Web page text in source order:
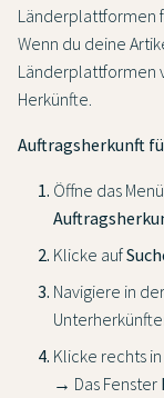
Länderplattformen
Wenn du deine
Länderplattformen
Herkünfte.
Auftragsherkunft
Öffne das Menü
Klicke auf
Navigiere in
Klicke rechts
→ Das Fenster